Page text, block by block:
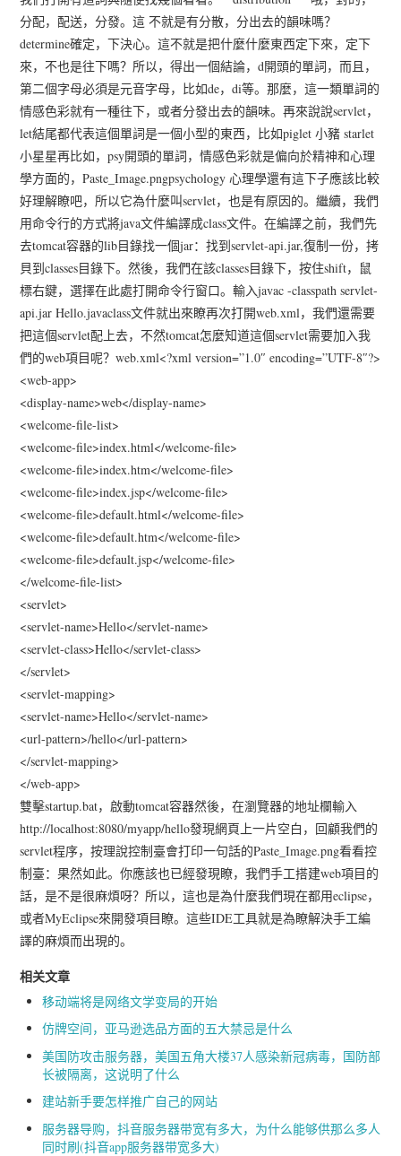
分配，配送，分發。這 不就是有分散，分出去的韻味嗎？
determine確定，下決心。這不就是把什麼什麼東西定下來，定下
來，不也是往下嗎？所以，得出一個結論，d開頭的單詞，而且，
第二個字母必須是元音字母，比如de，di等。那麼，這一類單詞的
情感色彩就有一種往下，或者分發出去的韻味。再來說說servlet，
let結尾都代表這個單詞是一個小型的東西，比如piglet 小豬 starlet
小星星再比如，psy開頭的單詞，情感色彩就是偏向於精神和心理
學方面的，Paste_Image.pngpsychology 心理學還有這下子應該比較
好理解瞭吧，所以它為什麼叫servlet，也是有原因的。繼續，我們
用命令行的方式將java文件編譯成class文件。在編譯之前，我們先
去tomcat容器的lib目錄找一個jar：找到servlet-api.jar,復制一份，拷
貝到classes目錄下。然後，我們在該classes目錄下，按住shift，鼠
標右鍵，選擇在此處打開命令行窗口。輸入javac -classpath servlet-
api.jar Hello.javaclass文件就出來瞭再次打開web.xml，我們還需要
把這個servlet配上去，不然tomcat怎麼知道這個servlet需要加入我
們的web項目呢？web.xml<?xml version=”1.0″ encoding=”UTF-8″?>
<web-app>
<display-name>web</display-name>
<welcome-file-list>
<welcome-file>index.html</welcome-file>
<welcome-file>index.htm</welcome-file>
<welcome-file>index.jsp</welcome-file>
<welcome-file>default.html</welcome-file>
<welcome-file>default.htm</welcome-file>
<welcome-file>default.jsp</welcome-file>
</welcome-file-list>
<servlet>
<servlet-name>Hello</servlet-name>
<servlet-class>Hello</servlet-class>
</servlet>
<servlet-mapping>
<servlet-name>Hello</servlet-name>
<url-pattern>/hello</url-pattern>
</servlet-mapping>
</web-app>
雙擊startup.bat，啟動tomcat容器然後，在瀏覽器的地址欄輸入
http://localhost:8080/myapp/hello發現網頁上一片空白，回顧我們的
servlet程序，按理說控制臺會打印一句話的Paste_Image.png看看控
制臺：果然如此。你應該也已經發現瞭，我們手工搭建web項目的
話，是不是很麻煩呀？所以，這也是為什麼我們現在都用eclipse，
或者MyEclipse來開發項目瞭。這些IDE工具就是為瞭解決手工編
譯的麻煩而出現的。
相关文章
移动端将是网络文学变局的开始
仿牌空间，亚马逊选品方面的五大禁忌是什么
美国防攻击服务器，美国五角大楼37人感染新冠病毒，国防部
长被隔离，这说明了什么
建站新手要怎样推广自己的网站
服务器导购，抖音服务器带宽有多大，为什么能够供那么多人
同时刷(抖音app服务器带宽多大)